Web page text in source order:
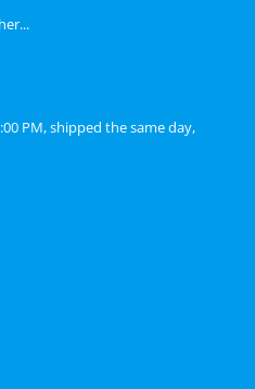
PM, shipped the same day,